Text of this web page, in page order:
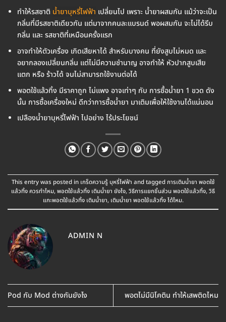
ทำให้รสชาติ น้ำยาบุหรี่ไฟฟ้า เปลี่ยนไป เพราะ น้ำยาผสมกัน แม้ว่าจะเป็น
กลิ่นที่มีรสชาติเดียวกัน แต่มาจากคนละแบรนด์ พอผสมกัน จะไม่ได้รีบ
กลิ่น และ รสชาติที่เหมือนครั้งแรก
อาจทำให้ตัวเครื่อง เกิดเสียหาได้ สำหรับบางคน ที่ยังสูบไม่หมด และ
อยากลองเปลี่ยนกลิ่น แต่ไม่มีความชำนาญ อาจทำให้ หัวปากสูบเสีย
แตก หรือ ร้าวได้ จนไม่สามารถใช้งานต่อได้
พอตใช้แล้วทิ้ง มีราคาถูก ไม่แพง อาจเท่าๆ กับ การซื้อน้ำยา 1 ขวด ดัง
นั้น การซื้อเครื่องใหม่ ดีกว่าการซื้อน้ำยา มาเติมเพื่อให้ใช้งานได้แน่นอน
เปลืองน้ำยาบุหรี่ไฟฟ้า ไปอย่าง ไร้ประโยชน์
This entry was posted in เกร็ดความรู้ บุหรี่ไฟฟ้า and taggedการเติมน้ำยา พอตใช้
แล้วทิ้ง ควรทำไหม, พอตใช้แล้วทิ้ง เติมน้ำยา ยังไง, วิธีการแยกชิ้นส่วน พอตใช้แล้วทิ้ง, วิธี
แกะพอตใช้แล้วทิ้ง เติมน้ำยา, เติมน้ำยา พอตใช้แล้วทิ้ง ได้ไหม.
ADMIN N
Pod กับ Mod ต่างกันยังไง พอตไม่มีนิโคติน ทำให้เสพติดไหม